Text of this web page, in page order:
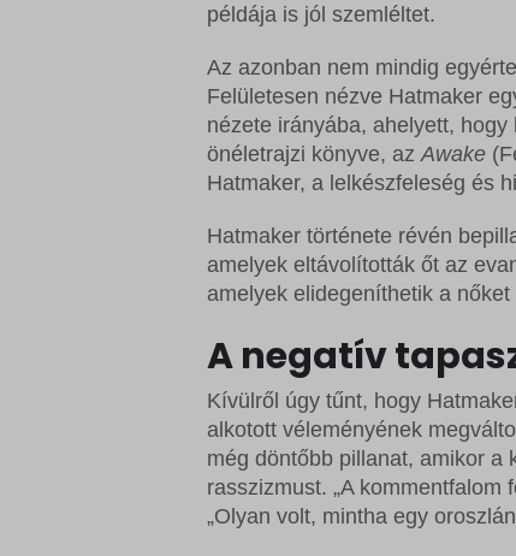
példája is jól szemléltet.
Az azonban nem mindig
Felületesen nézve Hatmaker
nézete irányába, ahelyett,
önéletrajzi könyve, azAwake
Hatmaker, a lelkészfeleség és
Hatmaker története révén
amelyek eltávolították őt az
amelyek elidegeníthetik a
A negatív
Kívülről úgy tűnt, hogy
alkotott véleményének
még döntőbb pillanat, amikor a
rasszizmust. „A
„Olyan volt, mintha egy